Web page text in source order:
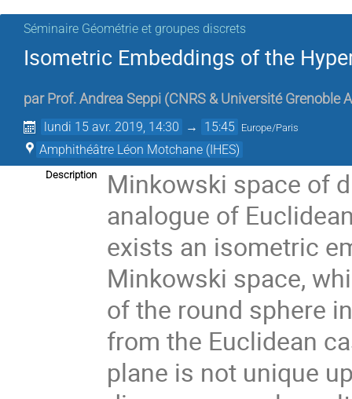
Séminaire Géométrie et groupes discrets
Isometric Embeddings of the
par Prof. Andrea Seppi (CNRS & Université Grenoble
lundi 15 avr. 2019, 14:30 → 15:45 Europe/Paris
Amphithéâtre Léon Motchane (IHES)
Description
Minkowski space of
analogue of
exists an isometric
Minkowski space,
of the round sphere
from the Euclidean
plane is not unique